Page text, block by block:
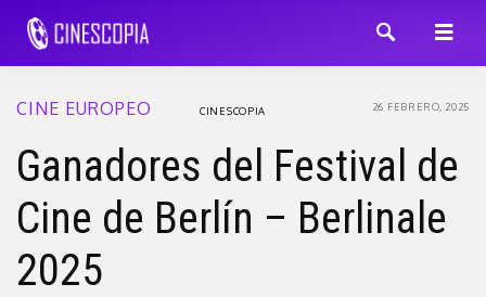
CINE EUROPEO 26 FEBRERO, 2025
CINESCOPIA
Ganadores del Festival de
Cine de Berlín – Berlinale
2025